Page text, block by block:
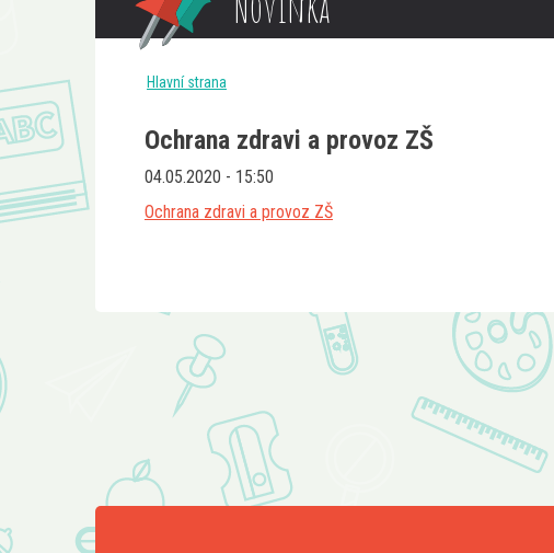
Hlavní strana
Ochrana zdravi a provoz ZŠ
04.05.2020 - 15:50
Ochrana zdravi a provoz ZŠ